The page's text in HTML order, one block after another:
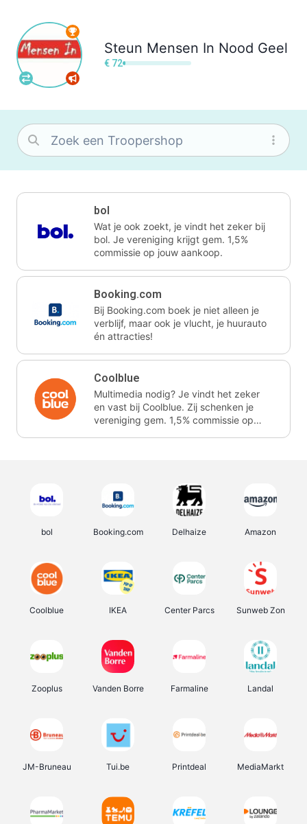
Steun Mensen In Nood Geel
€ 72
bol
Wat je ook zoekt, je vindt het zeker bij
bol. Je vereniging krijgt gem. 1,5%
commissie op jouw aankoop.
Booking.com
Bij Booking.com boek je niet alleen je
verblijf, maar ook je vlucht, je huurauto
én attracties!
Coolblue
Multimedia nodig? Je vindt het zeker
en vast bij Coolblue. Zij schenken je
vereniging gem. 1,5% commissie op
bol Booking.com Delhaize Amazon
Coolblue IKEA Center Parcs Sunweb Zon
Zooplus Vanden Borre Farmaline Landal
JM-Bruneau Tui.be Printdeal MediaMarkt